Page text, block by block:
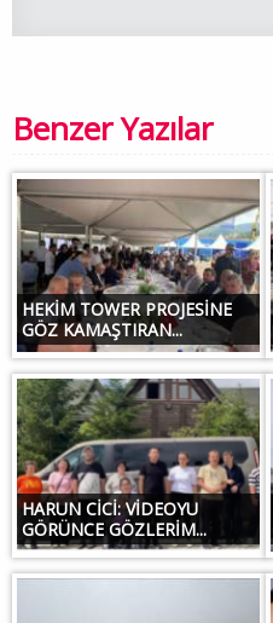
Benzer Yazılar
HEKİM TOWER PROJESİNE
GÖZ KAMAŞTIRAN...
HARUN CİCİ: VİDEOYU
GÖRÜNCE GÖZLERİM...